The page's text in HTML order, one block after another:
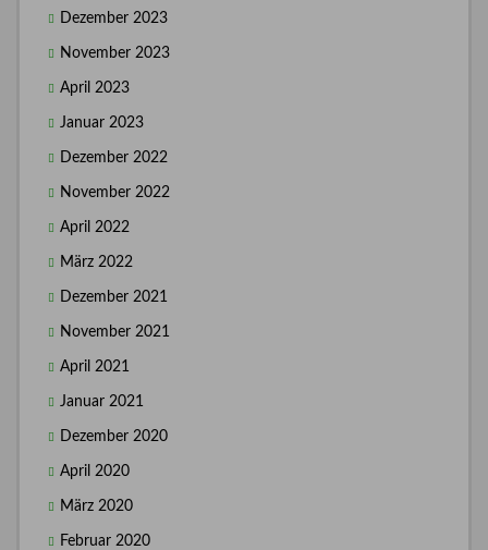
Dezember 2023
November 2023
April 2023
Januar 2023
Dezember 2022
November 2022
April 2022
März 2022
Dezember 2021
November 2021
April 2021
Januar 2021
Dezember 2020
April 2020
März 2020
Februar 2020